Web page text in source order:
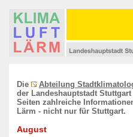
Die Abteilung
der Landeshauptstadt
Seiten zahlreiche
Lärm - nicht nur für Stuttgart.
August